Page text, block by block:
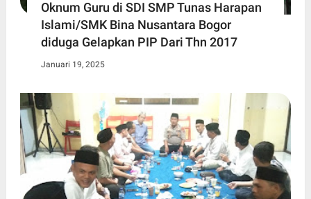
Oknum Guru di SDI SMP Tunas Harapan
Islami/SMK Bina Nusantara Bogor
diduga Gelapkan PIP Dari Thn 2017
Januari 19, 2025